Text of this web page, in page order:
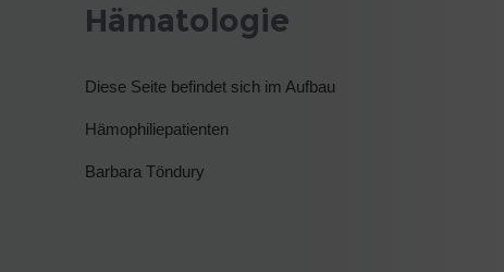
Hämatologie
Diese Seite befindet sich im Aufbau
Hämophiliepatienten
Barbara Töndury